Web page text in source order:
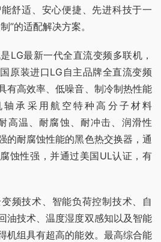
舒适、安心便捷、先进科技于一
”的适配解决方案。
LG最新一代全直流变频多联机，
原装进口LG自主品牌全直流变频
有高效率、低噪音、制冷制热性能
承采用航空特种高分子材料
高温、耐腐蚀、耐冲击、润滑性
的耐腐蚀性能的黑色热交换器，通
蚀性强，并通过美国UL认证，有
频技术、智能负荷控制技术、自
油技术、温度湿度双感知以及智能
机组具有超高的能效。最高综合能